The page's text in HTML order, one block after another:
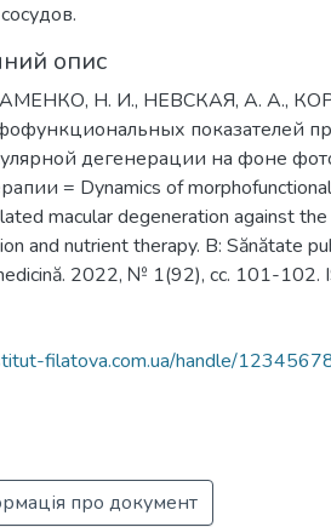
опис
Н. И., НЕВСКАЯ, А. А.,
показателей
дегенерации на фоне
= Dynamics of
macular degeneration against
and nutrient therapy. В: Sănătate
2022, № 1(92), сс. 101-
filatova.com.ua/handle/
про документ